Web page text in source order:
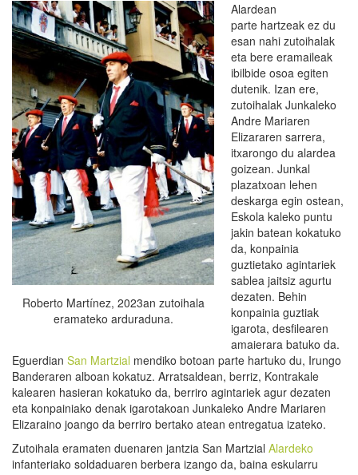
Roberto Martínez, 2023an zutoihala
eramateko arduraduna.
Alardean
parte hartzeak ez du
esan nahi zutoihalak
eta bere eramaileak
ibilbide osoa egiten
dutenik. Izan ere,
zutoihalak Junkaleko
Andre Mariaren
Elizararen sarrera,
itxarongo du alardea
goizean. Junkal
plazatxoan lehen
deskarga egin ostean,
Eskola kaleko puntu
jakin batean kokatuko
da, konpainia
guztietako agintariek
sablea jaitsiz agurtu
dezaten. Behin
konpainia guztiak
igarota, desfilearen
amaierara batuko da.
Eguerdian San Martzial mendiko botoan parte hartuko du, Irungo
Banderaren alboan kokatuz. Arratsaldean, berriz, Kontrakale
kalearen hasieran kokatuko da, berriro agintariek agur dezaten
eta konpainiako denak igarotakoan Junkaleko Andre Mariaren
Elizaraino joango da berriro bertako atean entregatua izateko.
Zutoihala eramaten duenaren jantzia San Martzial Alardeko
infanteriako soldaduaren berbera izango da, baina eskularru